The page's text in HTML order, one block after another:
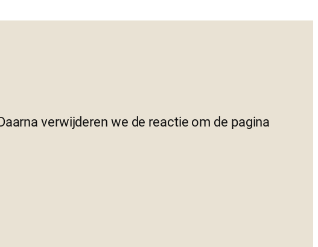
verwijderen we de reactie om de pagina